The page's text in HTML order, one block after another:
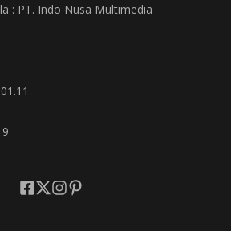
: PT. Indo Nusa Multimedia